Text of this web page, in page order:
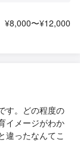
¥8,000〜¥12,000
す。どの程度の
イメージがわか
違ったなんてこ